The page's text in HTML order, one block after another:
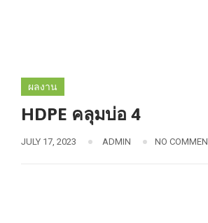
ผลงาน
HDPE คลุมบ่อ 4
JULY 17, 2023 ADMIN NO